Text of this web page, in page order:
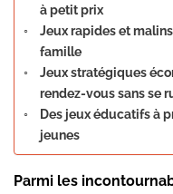
à petit prix
Jeux rapides et
famille
Jeux stratégiques
rendez-vous sans se
Des jeux éducatifs à
jeunes
Parmi les